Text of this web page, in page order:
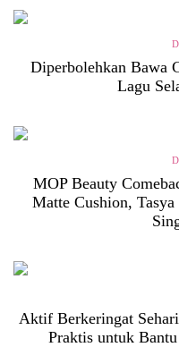
Diperbolehkan Bawa
Lagu
MOP Beauty
Matte Cushion,
Aktif Berkeringat
Praktis untuk